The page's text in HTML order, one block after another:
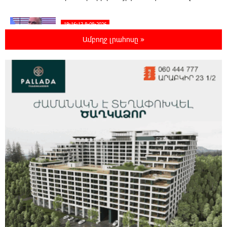
19:16:13 8-08-2026
Հետվճարի փոխարեն՝ արժանապատիվ և
ֆիքսված թոշակ․ ինչու է գործող
ստեղծում. Հրայր Կամենդատյան
18:59:05 8-08-2026
Երևանի Կենտրոնում փոշու
պարունակությունը գրեթե ամբողջ շաբաթ
18:40:08 8-08-2026
Իրանը պատրաստ է բացել Հորմուզի
նեղուցը, եթե ԱՄՆ-ն ընդունի
հանրապետության պայմանները
18:21:30 8-08-2026
Երևանում անցկացվել է հաշմանդամություն
Ամբողջ լրահոսը »